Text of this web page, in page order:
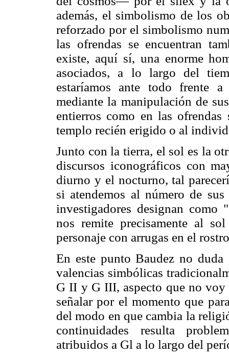
además, el simbolismo de los
reforzado por el simbolismo
las ofrendas se encuentran
existe, aquí sí, una enorme
asociados, a lo largo del
estaríamos ante todo frente
mediante la manipulación de
entierros como en las
templo recién erigido o al
Junto con la tierra, el sol es la
discursos iconográficos con
diurno y el nocturno, tal
si atendemos al número de
investigadores designan
nos remite precisamente al
personaje con arrugas en el
En este punto Baudez no
valencias simbólicas
G II y G III, aspecto que no voy
señalar por el momento que
del modo en que cambia la
continuidades resulta
atribuidos a Gl a lo largo del